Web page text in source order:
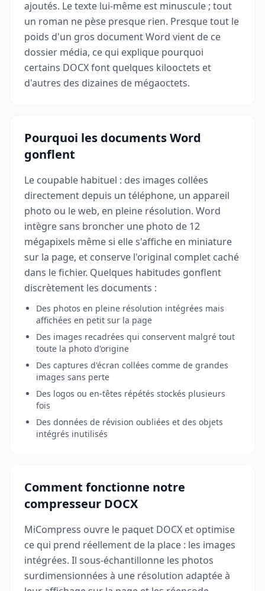
ajoutés. Le texte lui-même est minuscule ; tout
un roman ne pèse presque rien. Presque tout le
poids d'un gros document Word vient de ce
dossier média, ce qui explique pourquoi
certains DOCX font quelques kilooctets et
d'autres des dizaines de mégaoctets.
Pourquoi les documents Word
gonflent
Le coupable habituel : des images collées
directement depuis un téléphone, un appareil
photo ou le web, en pleine résolution. Word
intègre sans broncher une photo de 12
mégapixels même si elle s'affiche en miniature
sur la page, et conserve l'original complet caché
dans le fichier. Quelques habitudes gonflent
discrètement les documents :
Des photos en pleine résolution intégrées mais
affichées en petit sur la page
Des images recadrées qui conservent malgré tout
toute la photo d'origine
Des captures d'écran collées comme de grandes
images sans perte
Des logos ou en-têtes répétés stockés plusieurs
fois
Des données de révision oubliées et des objets
intégrés inutilisés
Comment fonctionne notre
compresseur DOCX
MiCompress ouvre le paquet DOCX et optimise
ce qui prend réellement de la place : les images
intégrées. Il sous-échantillonne les photos
surdimensionnées à une résolution adaptée à